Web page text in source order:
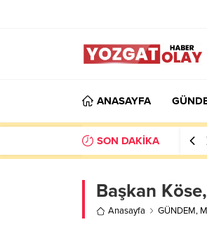
ANASAYFA
SON DAKİKA
Başkan
Anasayfa GÜNDEM,